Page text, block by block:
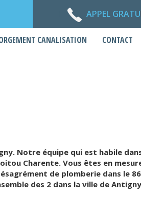
APPEL
CANALISATION CONTACT
Notre équipe qui est habile
Charente. Vous êtes en
de plomberie dans le
des 2 dans la ville de